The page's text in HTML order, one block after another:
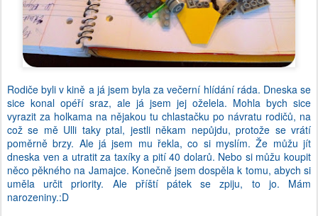
Rodiče byli v kině a já jsem byla za večerní hlídání ráda. Dneska se
sice konal opéří sraz, ale já jsem jej oželela. Mohla bych sice
vyrazit za holkama na nějakou tu chlastačku po návratu rodičů, na
což se mě Ulli taky ptal, jestli někam nepůjdu, protože se vrátí
poměrně brzy. Ale já jsem mu řekla, co si myslím. Že můžu jít
dneska ven a utratit za taxíky a pití 40 dolarů. Nebo si můžu koupit
něco pěkného na Jamajce. Konečně jsem dospěla k tomu, abych si
uměla určit priority. Ale příští pátek se zpiju, to jo. Mám
narozeniny.:D